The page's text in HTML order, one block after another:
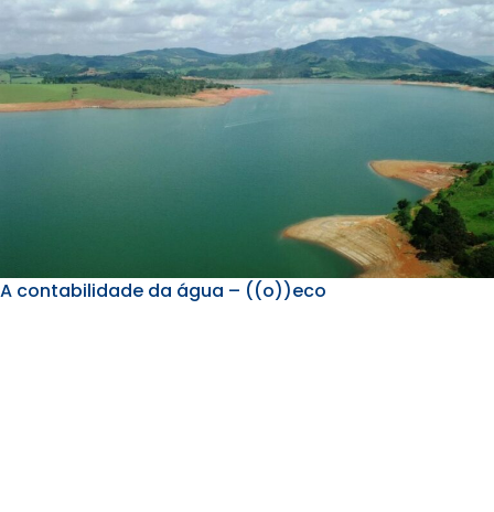
A contabilidade da água – ((o))eco